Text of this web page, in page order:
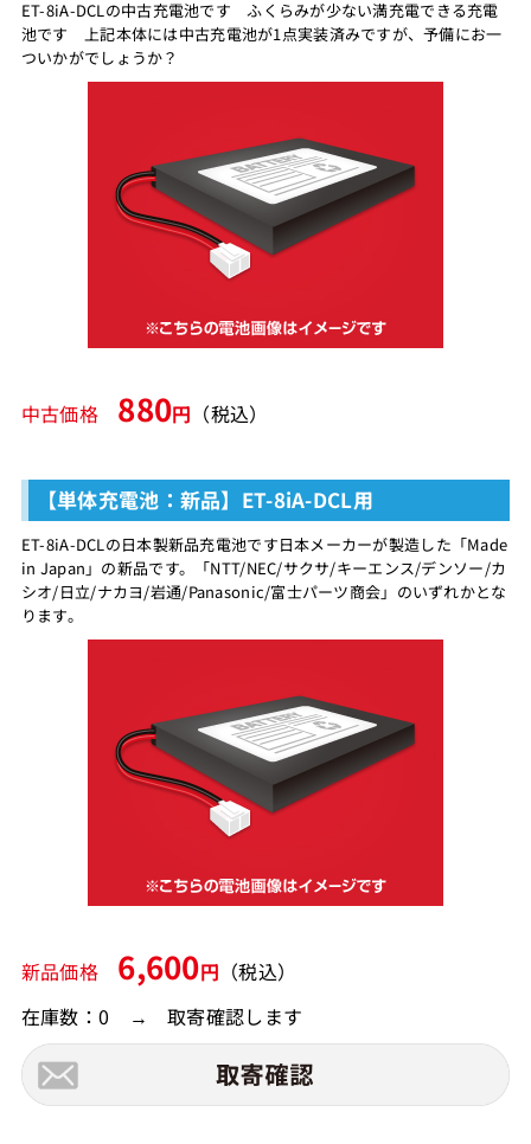
ET-8iA-DCLの中古充電池です ふくらみが少ない満充電できる充電
池です 上記本体には中古充電池が1点実装済みですが、予備にお一
ついかがでしょうか？
中古価格 880円 （税込）
【単体充電池：新品】ET-8iA-DCL用
ET-8iA-DCLの日本製新品充電池です日本メーカーが製造した「Made
in Japan」の新品です。「NTT/NEC/サクサ/キーエンス/デンソー/カ
シオ/日立/ナカヨ/岩通/Panasonic/富士パーツ商会」のいずれかとな
ります。
新品価格 6,600円 （税込）
在庫数：0 → 取寄確認します